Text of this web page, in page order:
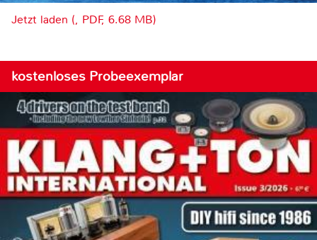
Jetzt laden (, PDF, 6.68 MB)
kostenloses Probeexemplar